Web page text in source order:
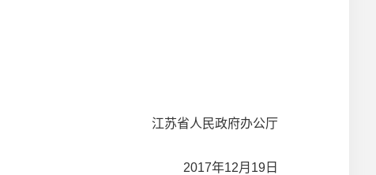
江苏省人民政府办公厅
2017年12月19日